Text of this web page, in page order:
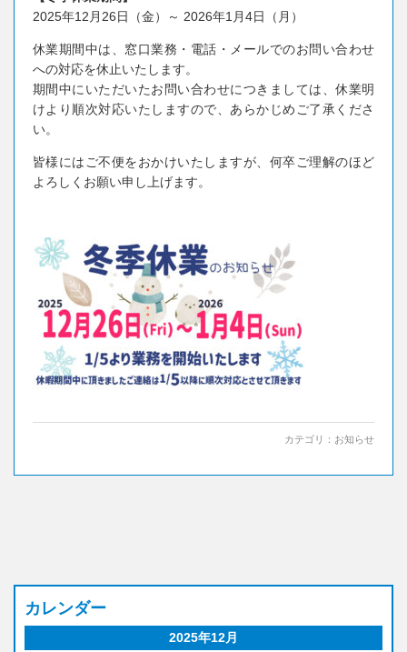
2025年12月26日（金）～ 2026年1月4日（月）
休業期間中は、窓口業務・電話・メールでのお問い合わせ
への対応を休止いたします。
期間中にいただいたお問い合わせにつきましては、休業明
けより順次対応いたしますので、あらかじめご了承くださ
い。
皆様にはご不便をおかけいたしますが、何卒ご理解のほど
よろしくお願い申し上げます。
カテゴリ： お知らせ
カレンダー
2025年12月